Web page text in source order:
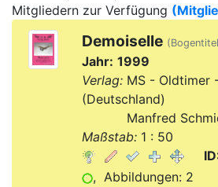
Mitgliedern zur Verfügung
Demoiselle
Jahr: 1999
Verlag:MS - Oldtimer
(Deutschland)
Manfred
Maßstab:1 : 50
, Abbildungen: 2